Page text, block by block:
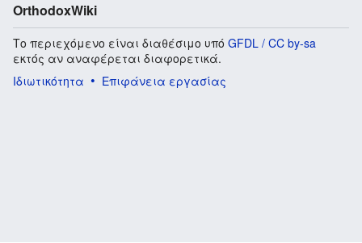
OrthodoxWiki
Το περιεχόμενο είναι διαθέσιμο υπό GFDL / CC by-sa
εκτός αν αναφέρεται διαφορετικά.
Ιδιωτικότητα
Επιφάνεια εργασίας